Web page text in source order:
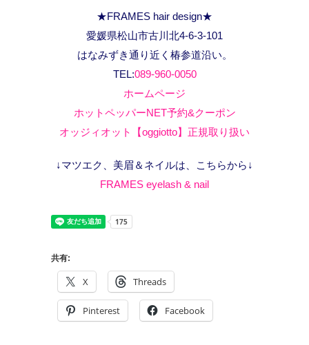
★FRAMES hair design★
愛媛県松山市古川北4-6-3-101
はなみずき通り近く椿参道沿い。
TEL:089-960-0050
ホームページ
ホットペッパーNET予約&クーポン
オッジィオット【oggiotto】正規取り扱い
↓マツエク、美眉＆ネイルは、こちらから↓
FRAMES eyelash & nail
共有:
X Threads
Pinterest Facebook